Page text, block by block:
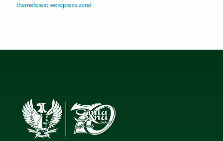
themeforest wordpress zend